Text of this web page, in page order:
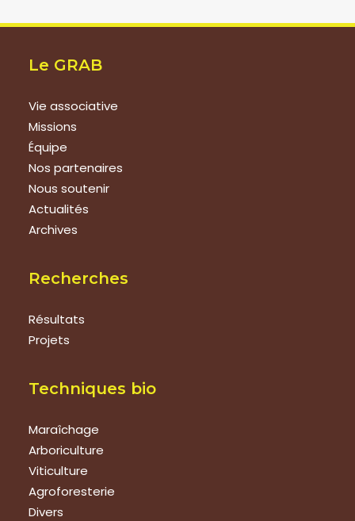
Le GRAB
Vie associative
Missions
Équipe
Nos partenaires
Nous soutenir
Actualités
Archives
Recherches
Résultats
Projets
Techniques bio
Maraîchage
Arboriculture
Viticulture
Agroforesterie
Divers